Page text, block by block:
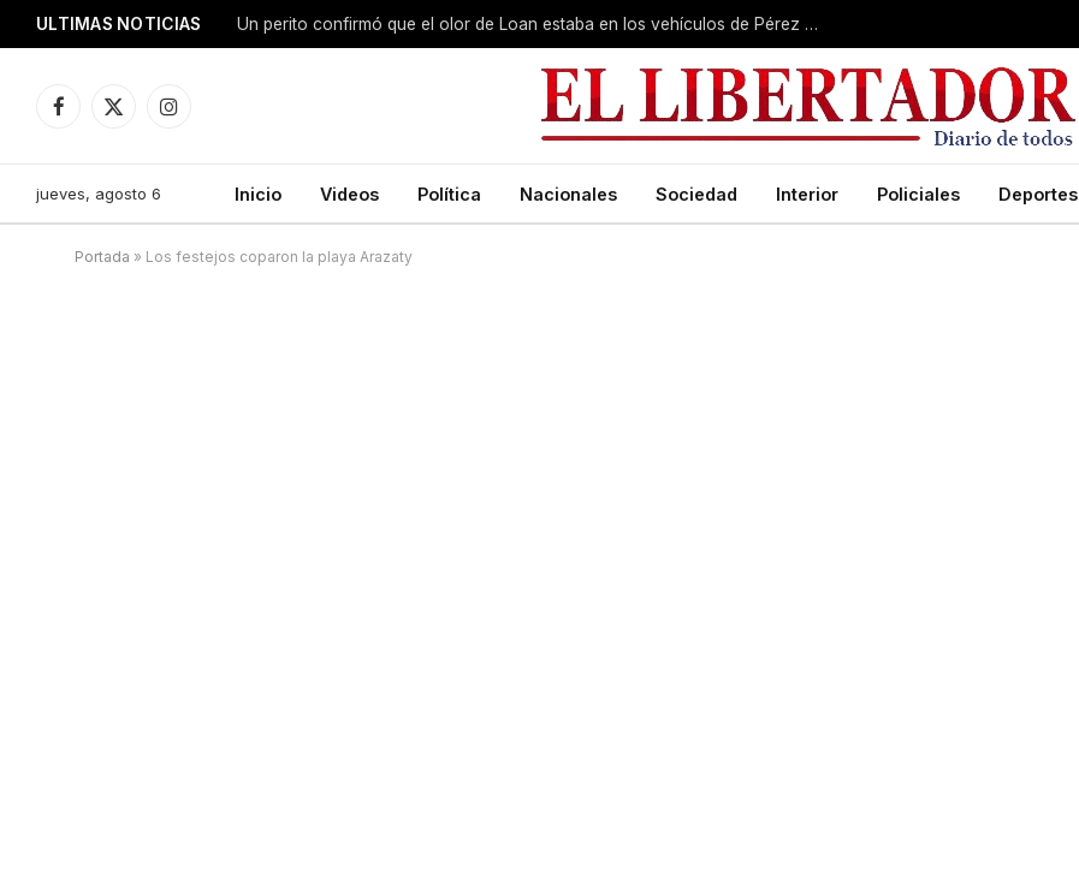
ULTIMAS NOTICIAS Un perito confirmó que el olor de Loan estaba en los vehículos de Pérez y Caillava
Facebook
X
Instagram
jueves, agosto 6 Inicio Videos Política Nacionales Sociedad Interior Policiales Deportes
Portada » Los festejos coparon la playa Arazaty